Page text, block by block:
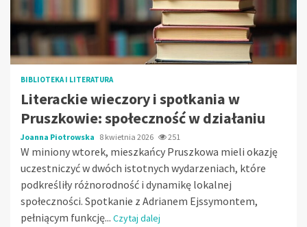
BIBLIOTEKA I LITERATURA
Literackie wieczory i spotkania w
Pruszkowie: społeczność w działaniu
Joanna Piotrowska 8 kwietnia 2026 251
W miniony wtorek, mieszkańcy Pruszkowa mieli okazję
uczestniczyć w dwóch istotnych wydarzeniach, które
podkreśliły różnorodność i dynamikę lokalnej
społeczności. Spotkanie z Adrianem Ejssymontem,
pełniącym funkcję... Czytaj dalej